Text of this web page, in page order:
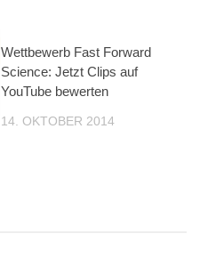
Wettbewerb Fast Forward
Science: Jetzt Clips auf
YouTube bewerten
14. OKTOBER 2014